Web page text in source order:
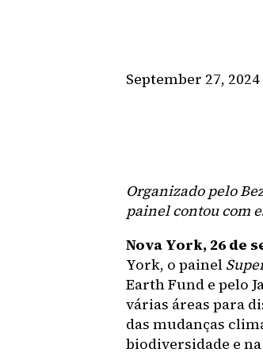
September 27, 2024
Organizado pelo
painel contou com
Nova York, 26 de
York, o painel
Earth Fund e pelo
várias áreas para
das mudanças
biodiversidade e